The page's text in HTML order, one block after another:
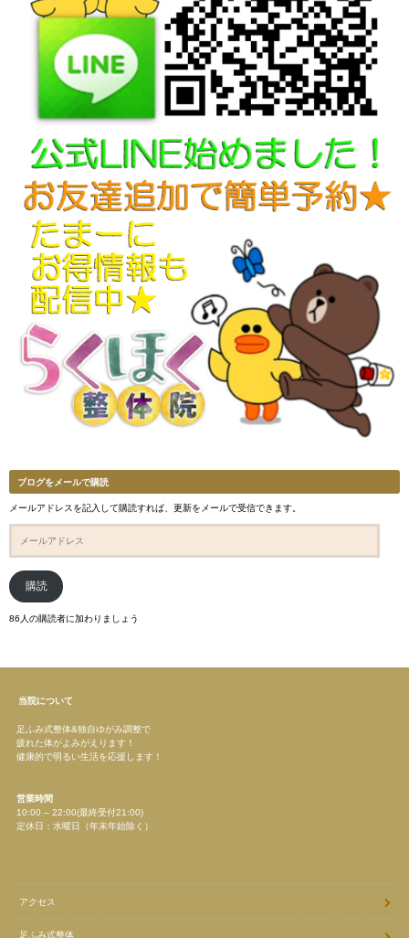
ブログをメールで購読
メールアドレスを記入して購読すれば、更新をメールで受信できます。
ル
ア
ド
レ
購読
86人の購読者に加わりましょう
当院について
足ふみ式整体&独自ゆがみ調整で
疲れた体がよみがえります！
健康的で明るい生活を応援します！
営業時間
10:00 – 22:00(最終受付21:00)
定休日：水曜日（年末年始除く）
アクセス
足ふみ式整体